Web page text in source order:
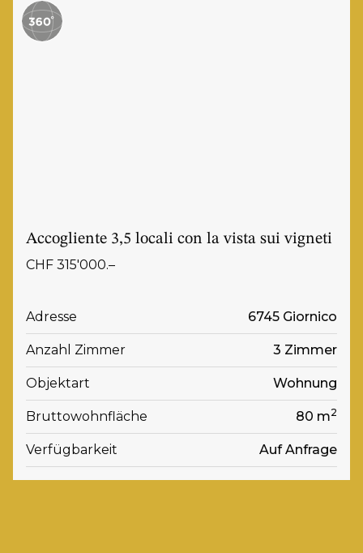
Accogliente 3,5 locali con la vista sui vigneti
CHF 315'000.–
Adresse 6745 Giornico
Anzahl Zimmer 3 Zimmer
Objektart Wohnung
Bruttowohnfläche 80 m2
Verfügbarkeit Auf Anfrage